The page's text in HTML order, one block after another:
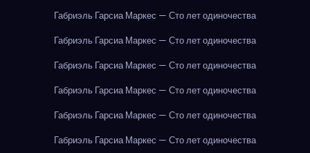
Габриэль Гарсиа Маркес — Сто лет одиночества
Габриэль Гарсиа Маркес — Сто лет одиночества
Габриэль Гарсиа Маркес — Сто лет одиночества
Габриэль Гарсиа Маркес — Сто лет одиночества
Габриэль Гарсиа Маркес — Сто лет одиночества
Габриэль Гарсиа Маркес — Сто лет одиночества